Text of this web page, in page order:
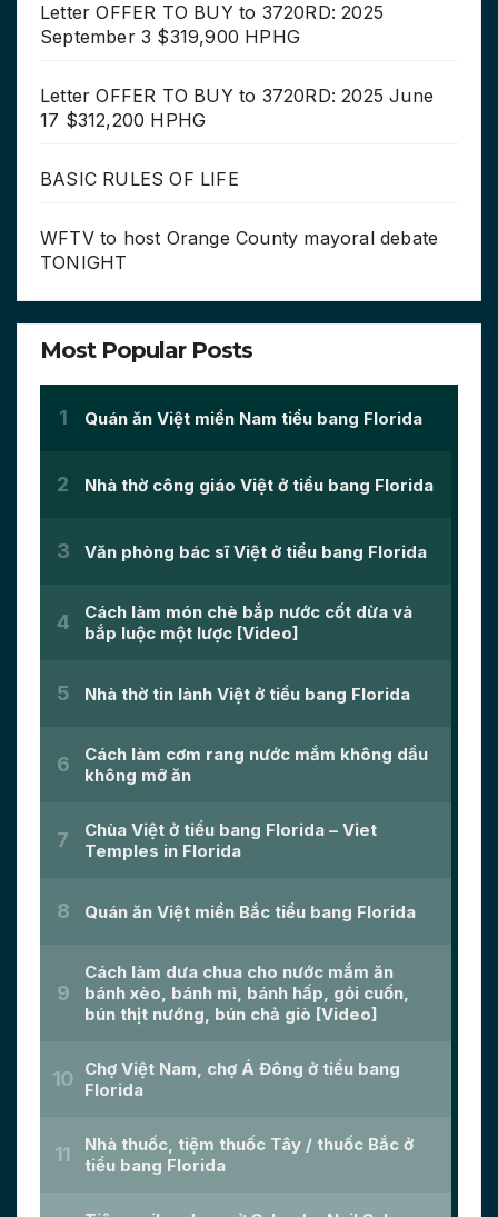
Letter OFFER TO BUY to 3720RD: 2025
September 3 $319,900 HPHG
Letter OFFER TO BUY to 3720RD: 2025 June
17 $312,200 HPHG
BASIC RULES OF LIFE
WFTV to host Orange County mayoral debate
TONIGHT
Most Popular Posts